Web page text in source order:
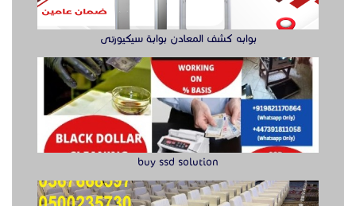
كراسي حضور عالية الجودة للمعارض